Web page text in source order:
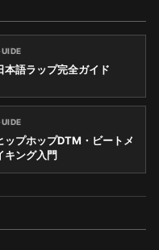
本語ラップ完全ガイド
ップホップDTM・ビートメ
キング入門